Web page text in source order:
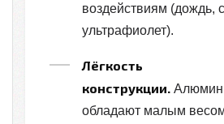
воздействиям (дождь,
ультрафиолет).
Лёгкость
конструкции.
обладают малым